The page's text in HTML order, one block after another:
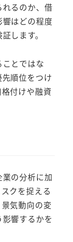
るのか、借
はどの程度
します。
とではな
順位をつけ
付けや融資
の分析に加
クを捉える
気動向の変
響するかを